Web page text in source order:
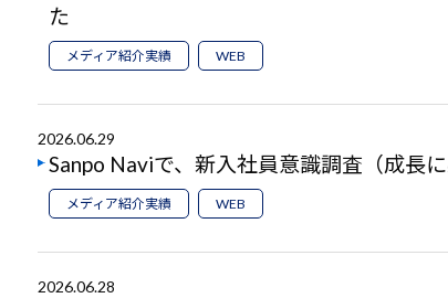
た
メディア紹介実績 WEB
2026.06.29
Sanpo Naviで、新入社員意識調査（成長
メディア紹介実績 WEB
2026.06.28